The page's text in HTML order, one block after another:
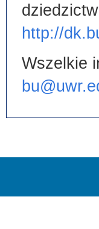
http://
Wszelkie